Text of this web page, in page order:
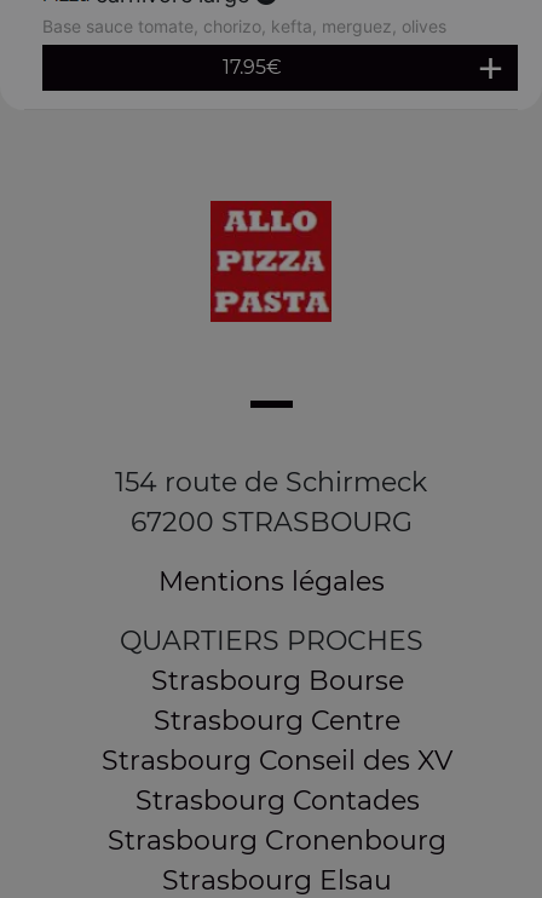
Base sauce tomate, chorizo, kefta, merguez, olives
17.95€
154 route de Schirmeck
67200 STRASBOURG
Mentions légales
QUARTIERS PROCHES
Strasbourg Bourse
Strasbourg Centre
Strasbourg Conseil des XV
Strasbourg Contades
Strasbourg Cronenbourg
Strasbourg Elsau